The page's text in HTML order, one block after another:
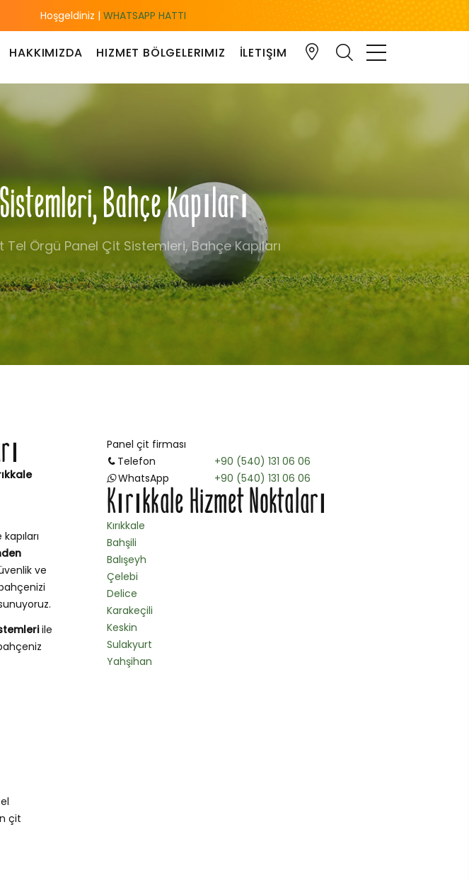
Hoşgeldiniz | WHATSAPP HATTI
HAKKIMIZDA HIZMET BÖLGELERIMIZ İLETIŞIM
Bahçe Kapıları
Tel Örgü Panel Çit Sistemleri, Bahçe Kapıları
Panel çit firması
Telefon
+90 (540) 131 06 06
WhatsApp
+90 (540) 131 06 06
Kırıkkale Hizmet Noktaları
Kırıkkale
Bahşili
Balışeyh
Çelebi
Delice
Karakeçili
Keskin
Sulakyurt
Yahşihan
ve
ile
çit